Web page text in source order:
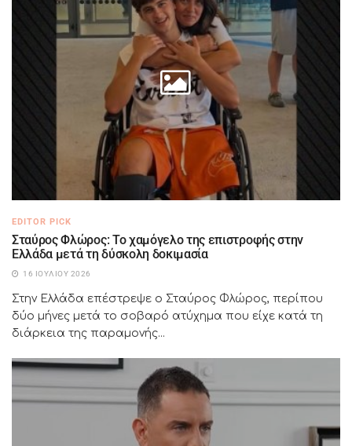
EDITOR PICK
Σταύρος Φλώρος: Το χαμόγελο της επιστροφής στην
Ελλάδα μετά τη δύσκολη δοκιμασία
16 ΙΟΥΛΊΟΥ 2026
Στην Ελλάδα επέστρεψε ο Σταύρος Φλώρος, περίπου
δύο μήνες μετά το σοβαρό ατύχημα που είχε κατά τη
διάρκεια της παραμονής...